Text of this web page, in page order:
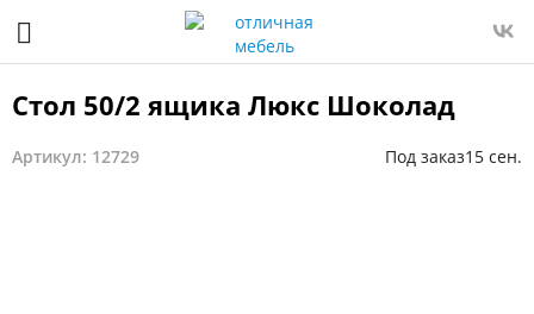
Стол 50/2 ящика Люкс Шоколад
Артикул: 12729 Под заказ15 сен.